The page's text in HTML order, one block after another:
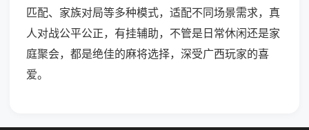
匹配、家族对局等多种模式，适配不同场景需求，真
人对战公平公正，有挂辅助，不管是日常休闲还是家
庭聚会，都是绝佳的麻将选择，深受广西玩家的喜
爱。